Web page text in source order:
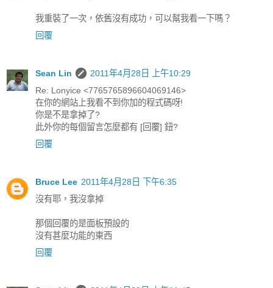
我重裝了一次，依舊沒有成功，可以幫我看一下嗎？
回覆
Sean Lin
2011年4月28日 上午10:29
Re: Lonyice <7765765896604069146>
在你的網站上我看不到你加的程式碼呀!
你是不是拿掉了?
此外你的每個留言怎麼都有 [回覆] 鈕?
回覆
Bruce Lee 2011年4月28日 下午6:35
沒有耶，我沒拿掉
那個回覆的是面板預設的
沒有甚麼功能的東西
回覆